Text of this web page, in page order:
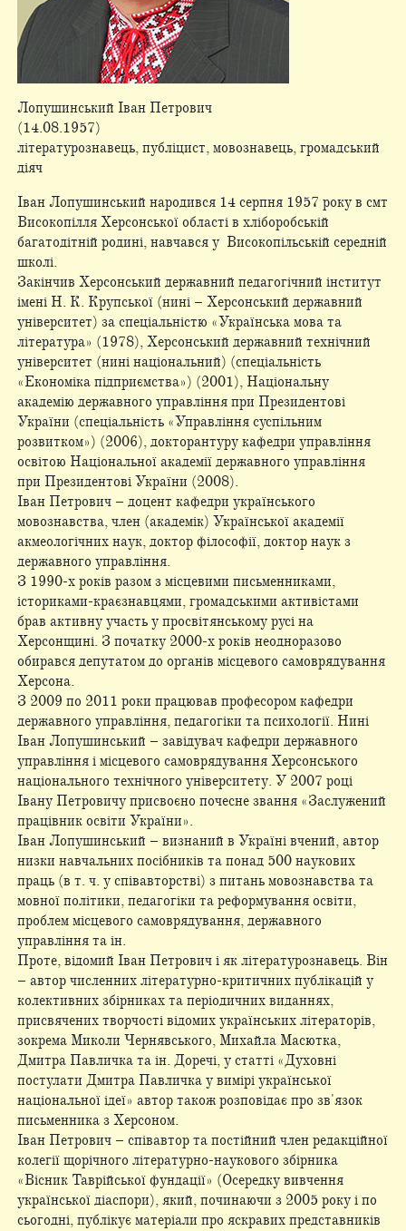
Лопушинський Іван Петрович
(14.08.1957)
літературознавець, публіцист, мовознавець, громадський
діяч
Іван Лопушинський народився 14 серпня 1957 року в смт
Високопілля Херсонської області в хліборобській
багатодітній родині, навчався у Високопільській середній
школі.
Закінчив Херсонський державний педагогічний інститут
імені Н. К. Крупської (нині – Херсонський державний
університет) за спеціальністю «Українська мова та
література» (1978), Херсонський державний технічний
університет (нині національний) (спеціальність
«Економіка підприємства») (2001), Національну
академію державного управління при Президентові
України (спеціальність «Управління суспільним
розвитком») (2006), докторантуру кафедри управління
освітою Національної академії державного управління
при Президентові України (2008).
Іван Петрович – доцент кафедри українського
мовознавства, член (академік) Української академії
акмеологічних наук, доктор філософії, доктор наук з
державного управління.
З 1990-х років разом з місцевими письменниками,
істориками-краєзнавцями, громадськими активістами
брав активну участь у просвітянському русі на
Херсонщині. З початку 2000-х років неодноразово
обирався депутатом до органів місцевого самоврядування
Херсона.
З 2009 по 2011 роки працював професором кафедри
державного управління, педагогіки та психології. Нині
Іван Лопушинський – завідувач кафедри державного
управління і місцевого самоврядування Херсонського
національного технічного університету. У 2007 році
Івану Петровичу присвоєно почесне звання «Заслужений
працівник освіти України».
Іван Лопушинський – визнаний в Україні вчений, автор
низки навчальних посібників та понад 500 наукових
праць (в т. ч. у співавторстві) з питань мовознавства та
мовної політики, педагогіки та реформування освіти,
проблем місцевого самоврядування, державного
управління та ін.
Проте, відомий Іван Петрович і як літературознавець. Він
– автор численних літературно-критичних публікацій у
колективних збірниках та періодичних виданнях,
присвячених творчості відомих українських літераторів,
зокрема Миколи Чернявського, Михайла Масютка,
Дмитра Павличка та ін. Доречі, у статті «Духовні
постулати Дмитра Павличка у вимірі української
національної ідеї» автор також розповідає про зв'язок
письменника з Херсоном.
Іван Петрович – співавтор та постійний член редакційної
колегії щорічного літературно-наукового збірника
«Вісник Таврійської фундації» (Осередку вивчення
української діаспори), який, починаючи з 2005 року і по
сьогодні, публікує матеріали про яскравих представників